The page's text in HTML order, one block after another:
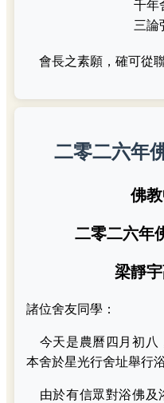
千年
三論
會長之素願，確可從
二零二六年
佛
二零二六年
梁靜
諸位舍友同學：
今天是農曆四月初八
本舍於星光行舍址舉行
由於有信眾對浴佛及